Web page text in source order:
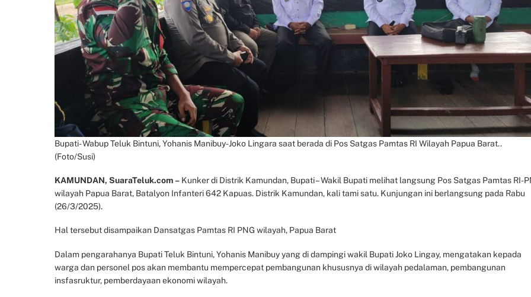
Bupati- Wabup Teluk Bintuni, Yohanis Manibuy-Joko Lingara saat berada di Pos Satgas Pamtas RI Wilayah Papua Barat..
(Foto/Susi)
KAMUNDAN, SuaraTeluk.com – Kunker di Distrik Kamundan, Bupati – Wakil Bupati melihat langsung Pos Satgas Pamtas RI-
wilayah Papua Barat, Batalyon Infanteri 642 Kapuas. Distrik Kamundan, kali tami satu. Kunjungan ini berlangsung pada Rabu
(26/3/2025).
Hal tersebut disampaikan Dansatgas Pamtas RI PNG wilayah, Papua Barat
Dalam pengarahanya Bupati Teluk Bintuni, Yohanis Manibuy yang di dampingi wakil Bupati Joko Lingay, mengatakan kepada
warga dan personel pos akan membantu mempercepat pembangunan khususnya di wilayah pedalaman, pembangunan
insfasruktur, pemberdayaan ekonomi wilayah.